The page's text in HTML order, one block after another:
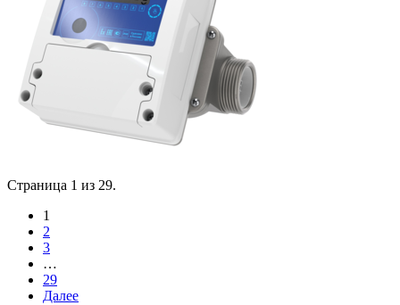
Страница 1 из 29.
1
2
3
…
29
Далее